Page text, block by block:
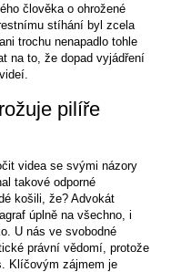
člověka o ohrožené
stíhání byl zcela
trochu nenapadlo tohle
na to, že dopad vyjádření
pilíře
videa se svými názory
takové odporné
košili, že? Advokát
úplně na všechno, i
U nás ve svobodné
právní vědomí, protože
Klíčovým zájmem je